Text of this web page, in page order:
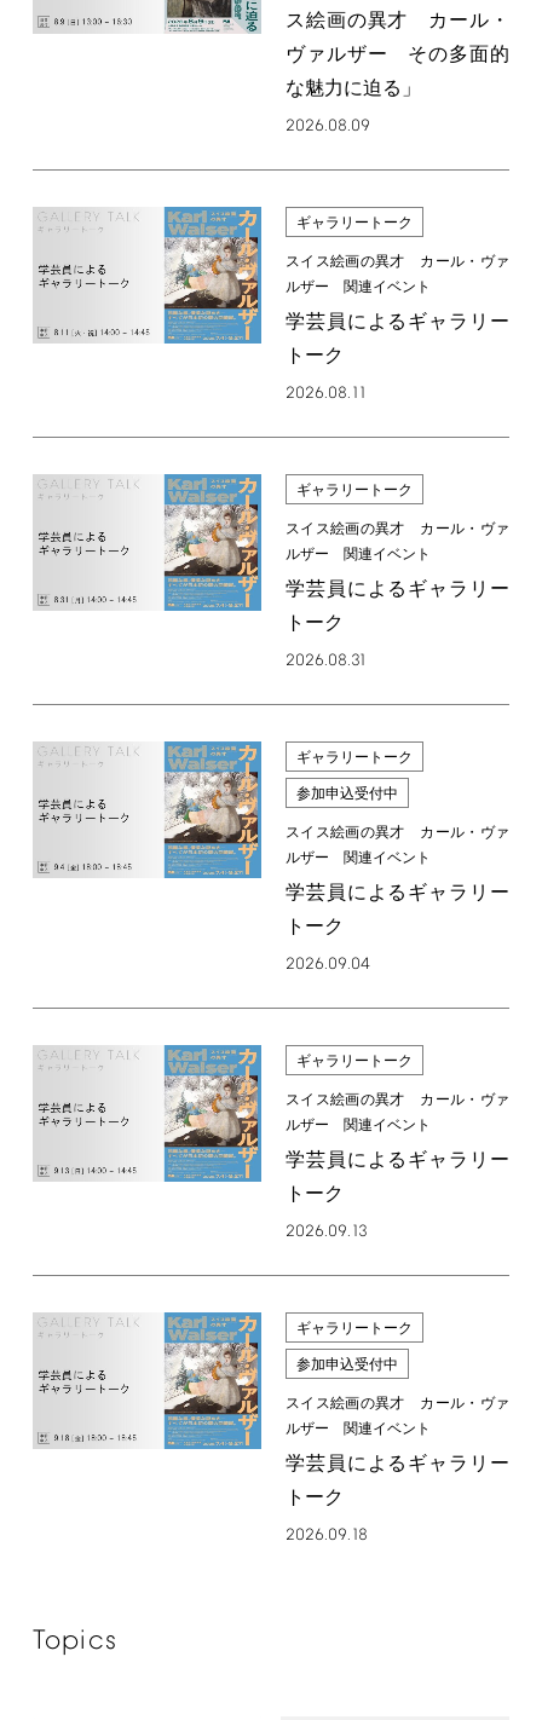
ス絵画の異才 カール・
ヴァルザー その多面的
な魅力に迫る」
2026.08.09
ギャラリートーク
スイス絵画の異才 カール・ヴァ
ルザー 関連イベント
学芸員によるギャラリー
トーク
2026.08.11
ギャラリートーク
スイス絵画の異才 カール・ヴァ
ルザー 関連イベント
学芸員によるギャラリー
トーク
2026.08.31
ギャラリートーク
参加申込受付中
スイス絵画の異才 カール・ヴァ
ルザー 関連イベント
学芸員によるギャラリー
トーク
2026.09.04
ギャラリートーク
スイス絵画の異才 カール・ヴァ
ルザー 関連イベント
学芸員によるギャラリー
トーク
2026.09.13
ギャラリートーク
参加申込受付中
スイス絵画の異才 カール・ヴァ
ルザー 関連イベント
学芸員によるギャラリー
トーク
2026.09.18
Topics